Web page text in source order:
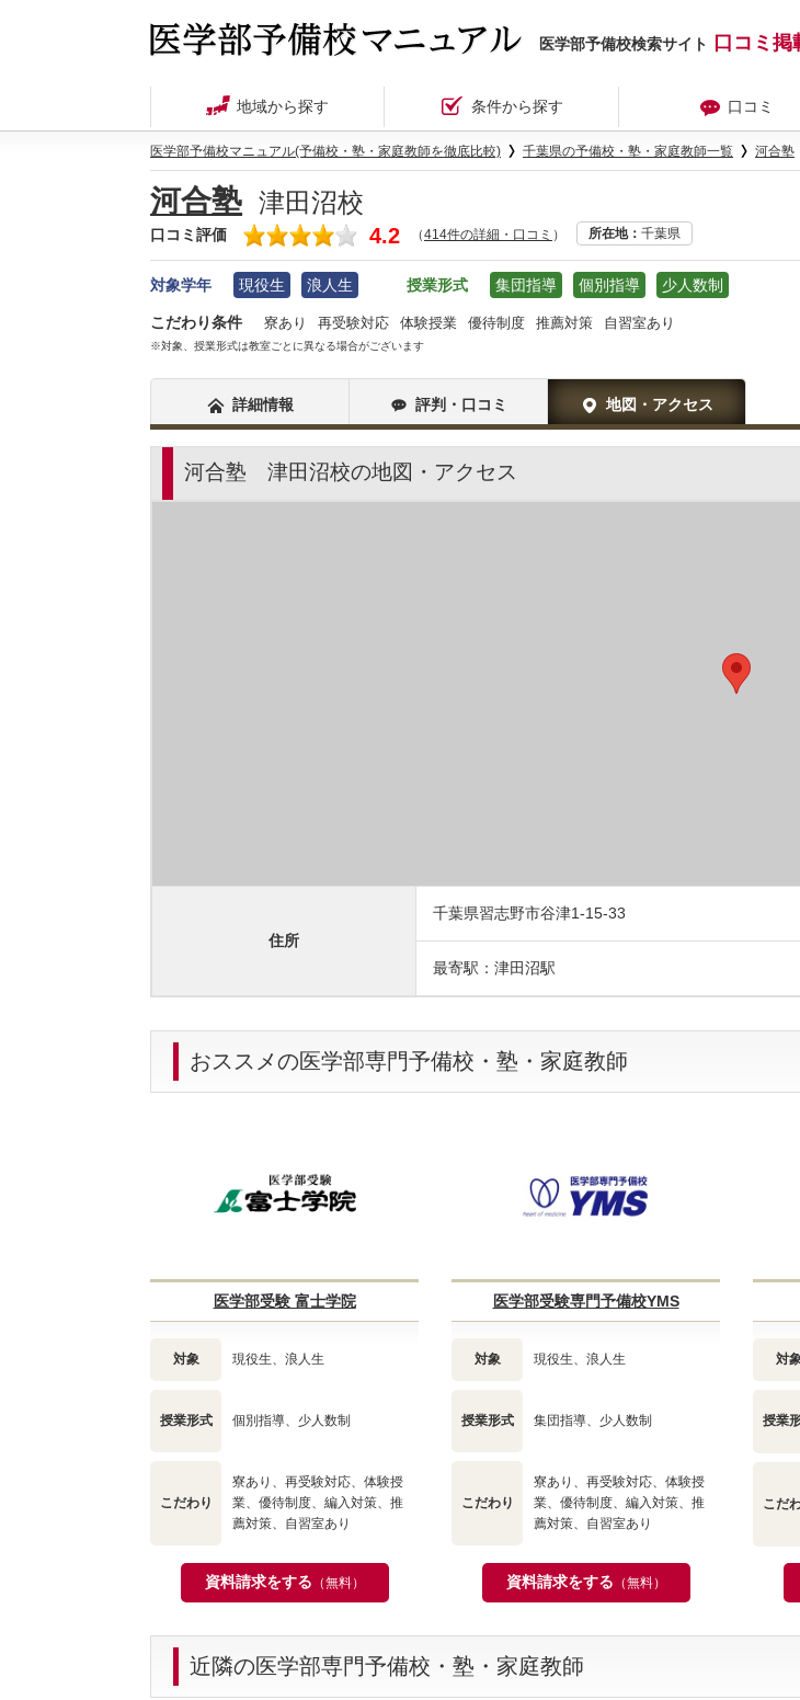
医学部予備校検索サイト 口コミ掲
地域から探す 条件から探す 口コミ
医学部予備校マニュアル(予備校・塾・家庭教師を徹底比較) 千葉県の予備校・塾・家庭教師一覧 河合塾
河合塾 津田沼校
口コミ評価 4.2 （414件の詳細・口コミ ） 所在地 千葉県
対象学年 現役生 浪人生 授業形式 集団指導 個別指導 少人数制
こだわり条件 寮あり 再受験対応 体験授業 優待制度 推薦対策 自習室あり
※対象、授業形式は教室ごとに異なる場合がございます
詳細情報 評判・口コミ 地図・アクセス
河合塾 津田沼校の地図・アクセス
住所
千葉県習志野市谷津1-15-33
最寄駅：津田沼駅
おススメの医学部専門予備校・塾・家庭教師
医学部受験 富士学院
対象 現役生、浪人生
授業形式 個別指導、少人数制
こだわり
寮あり、再受験対応、体験授
業、優待制度、編入対策、推
薦対策、自習室あり
資料請求をする （無料）
医学部受験専門予備校YMS
対象 現役生、浪人生
授業形式 集団指導、少人数制
こだわり
寮あり、再受験対応、体験授
業、優待制度、編入対策、推
薦対策、自習室あり
資料請求をする （無料）
対
授業
こだ
近隣の医学部専門予備校・塾・家庭教師